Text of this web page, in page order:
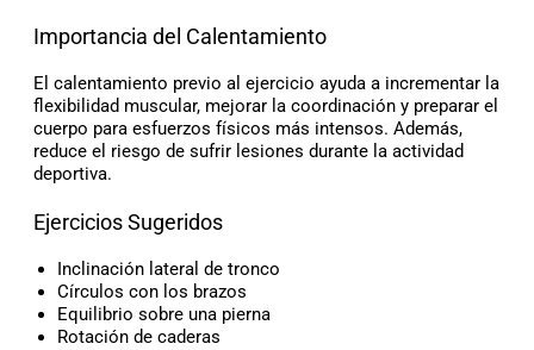
Importancia del Calentamiento
El calentamiento previo al ejercicio ayuda a incrementar la
flexibilidad muscular, mejorar la coordinación y preparar el
cuerpo para esfuerzos físicos más intensos. Además,
reduce el riesgo de sufrir lesiones durante la actividad
deportiva.
Ejercicios Sugeridos
Inclinación lateral de tronco
Círculos con los brazos
Equilibrio sobre una pierna
Rotación de caderas